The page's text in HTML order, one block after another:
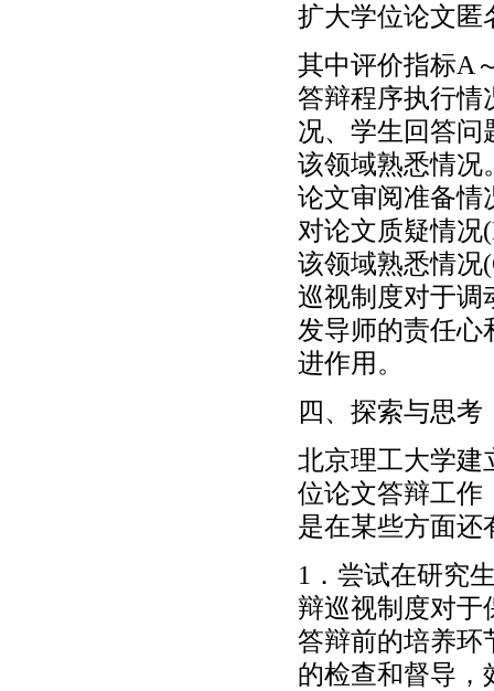
扩大学位论文匿
其中评价指标A
答辩程序执行情
况、学生回答问
该领域熟悉情况
论文审阅准备情
对论文质疑情况
该领域熟悉情况
巡视制度对于调
发导师的责任心
进作用。
四、探索与思考
北京理工大学建
位论文答辩工作
是在某些方面还
1．尝试在研究
辩巡视制度对于
答辩前的培养环
的检查和督导，